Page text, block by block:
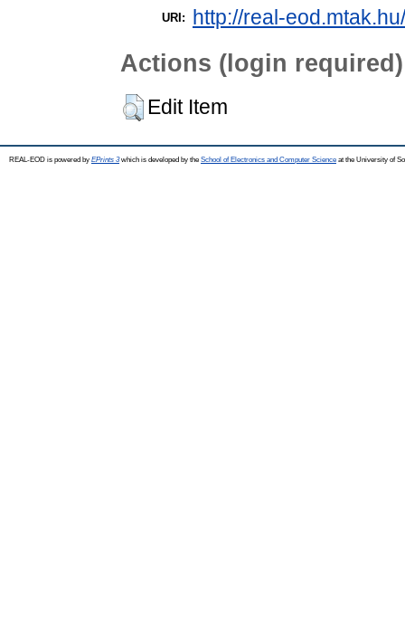
URI: http://real-
Actions (login required)
Edit Item
REAL-EOD is powered by EPrints 3which is developed by the School of Electronics and Computer Science at the University of